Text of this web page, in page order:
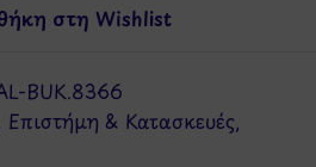
στη Wishlist
BUK.8366
Επιστήμη & Κατασκευές,